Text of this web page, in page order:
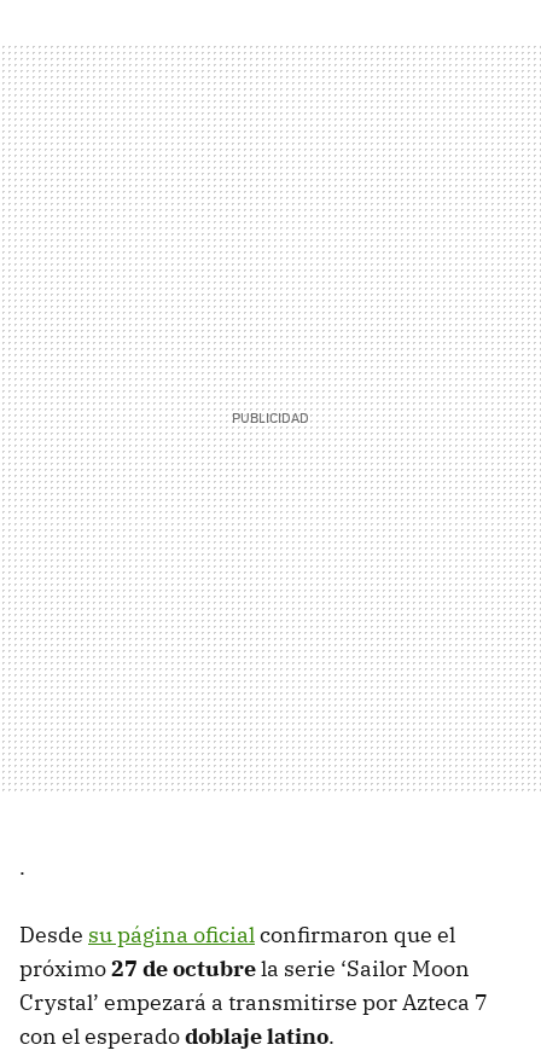
.
Desde su página oficialconfirmaron que el
próximo27 de octubrela serie ‘Sailor Moon
Crystal’ empezará a transmitirse por Azteca 7
con el esperadodoblaje latino.